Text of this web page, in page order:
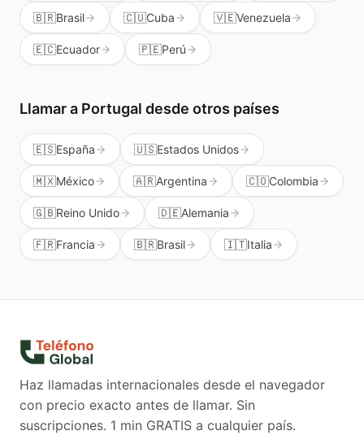
🇧🇷Brasil 🇨🇺Cuba 🇻🇪Venezuela
🇪🇨Ecuador 🇵🇪Perú
Llamar a Portugal desde otros países
🇪🇸España 🇺🇸Estados Unidos
🇲🇽México 🇦🇷Argentina 🇨🇴Colombia
🇬🇧Reino Unido 🇩🇪Alemania
🇫🇷Francia 🇧🇷Brasil 🇮🇹Italia
Haz llamadas internacionales desde el navegador
con precio exacto antes de llamar. Sin
suscripciones. 1 min GRATIS a cualquier país.